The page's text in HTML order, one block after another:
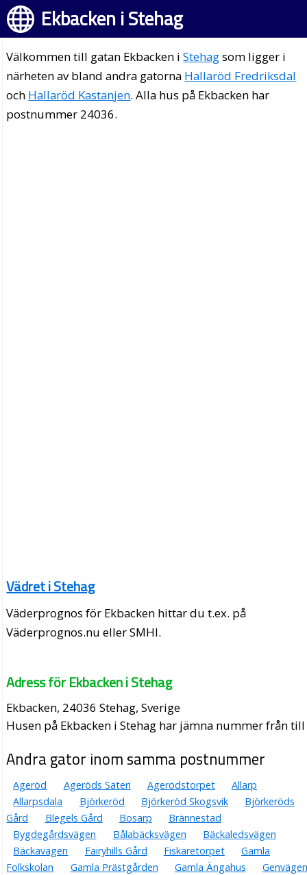
Ekbacken i Stehag
Välkommen till gatan Ekbacken iStehagsom ligger i
närheten av bland andra gatorna Hallaröd Fredriksdal
och Hallaröd Kastanjen. Alla hus på Ekbacken har
postnummer 24036.
Vädret i Stehag
Väderprognos för Ekbacken hittar du t.ex. på
Väderprognos.nu eller SMHI.
Adress för Ekbacken i Stehag
Ekbacken, 24036 Stehag, Sverige
Husen på Ekbacken i Stehag har jämna nummer från till
Andra gator inom samma postnummer
Ageröd Ageröds Säteri Agerödstorpet
Allarp
Allarpsdala
Björkeröd Björkeröd Skogsvik
Björkeröds
Gård
Blegels Gård Bosarp
Brännestad
Bygdegårdsvägen
Bålabäcksvägen
Bäckaledsvägen
Bäckavägen
Fairyhills Gård Fiskaretorpet
Gamla
Folkskolan
Gamla Prästgården Gamla Ängahus
Genvägen